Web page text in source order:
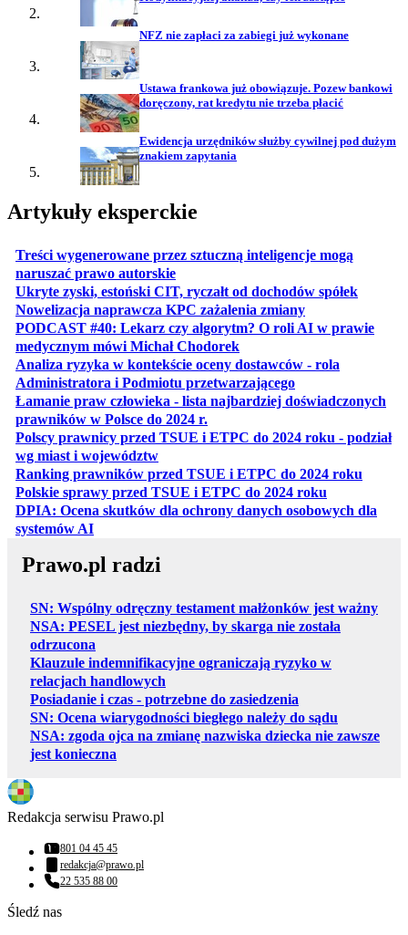
NFZ nie zapłaci za zabiegi już wykonane
Ustawa frankowa już obowiązuje. Pozew bankowi
doręczony, rat kredytu nie trzeba płacić
Ewidencja urzędników służby cywilnej pod dużym
znakiem zapytania
Artykuły eksperckie
Treści wygenerowane przez sztuczną inteligencje mogą
naruszać prawo autorskieotwiera się w nowej karcie
Ukryte zyski, estoński CIT, ryczałt od dochodów spółekotwiera
Nowelizacja naprawcza KPC zażalenia zmianyotwiera się w
PODCAST #40: Lekarz czy algorytm? O roli AI w prawie
medycznym mówi Michał Chodorekotwiera się w nowej karcie
Analiza ryzyka w kontekście oceny dostawców - rola
Administratora i Podmiotu przetwarzającegootwiera się w
Łamanie praw człowieka - lista najbardziej doświadczonych
prawników w Polsce do 2024 r.
Polscy prawnicy przed TSUE i ETPC do 2024 roku - podział
wg miast i województwotwiera się w nowej karcie
Ranking prawników przed TSUE i ETPC do 2024 roku
Polskie sprawy przed TSUE i ETPC do 2024 roku
DPIA: Ocena skutków dla ochrony danych osobowych dla
systemów AIotwiera się w nowej karcie
Prawo.pl radzi
SN: Wspólny odręczny testament małżonków jest ważny
NSA: PESEL jest niezbędny, by skarga nie została
odrzucona
Klauzule indemnifikacyjne ograniczają ryzyko w
relacjach handlowych
Posiadanie i czas - potrzebne do zasiedzenia
SN: Ocena wiarygodności biegłego należy do sądu
NSA: zgoda ojca na zmianę nazwiska dziecka nie zawsze
jest konieczna
Redakcja serwisu Prawo.pl
Numer telefonu:
801 04 45 45
Adres email:
redakcja@prawo.pl
Numer telefonu:
22 535 88 00
Śledź nas